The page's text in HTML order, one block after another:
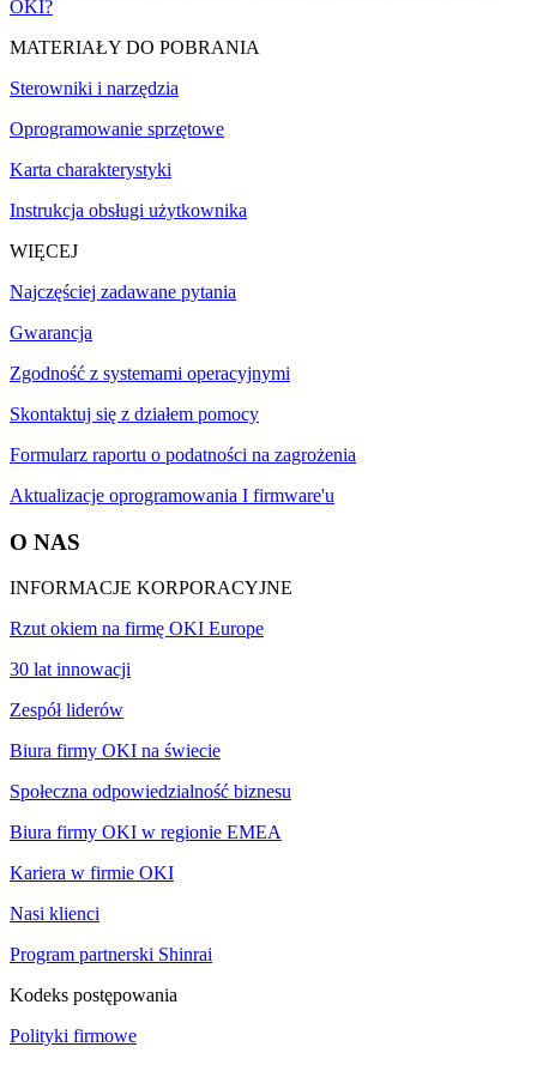
OKI?
MATERIAŁY DO POBRANIA
Sterowniki i narzędzia
Oprogramowanie sprzętowe
Karta charakterystyki
Instrukcja obsługi użytkownika
WIĘCEJ
Najczęściej zadawane pytania
Gwarancja
Zgodność z systemami operacyjnymi
Skontaktuj się z działem pomocy
Formularz raportu o podatności na zagrożenia
Aktualizacje oprogramowania I firmware'u
O NAS
INFORMACJE KORPORACYJNE
Rzut okiem na firmę OKI Europe
30 lat innowacji
Zespół liderów
Biura firmy OKI na świecie
Społeczna odpowiedzialność biznesu
Biura firmy OKI w regionie EMEA
Kariera w firmie OKI
Nasi klienci
Program partnerski Shinrai
Kodeks postępowania
Polityki firmowe